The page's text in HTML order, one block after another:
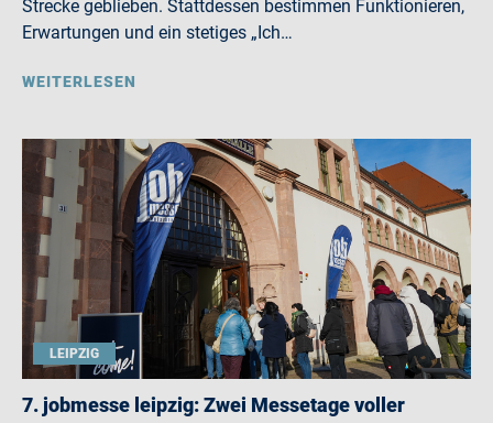
Strecke geblieben. Stattdessen bestimmen Funktionieren,
Erwartungen und ein stetiges „Ich…
WEITERLESEN
LEIPZIG
7. jobmesse leipzig: Zwei Messetage voller